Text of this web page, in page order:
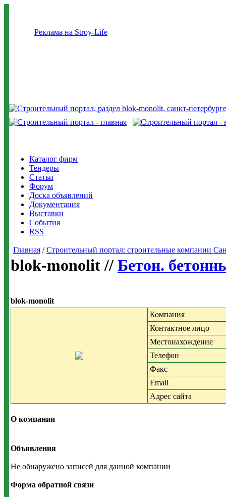
Реклама на Stroy-Life
Каталог фирм
Тендеры
Статьи
Форум
Доска объявлений
Документация
Выставки
События
RSS
Главная /Строительный портал: строительные компании
blok-monolit // Бетон.
blok-monolit
Компания
Контактное лицо
Местонахождение
Телефон
Факс
Email
Адрес сайта
О компании
Объявления
Не обнаружено записей для данной компании
Форма обратной связи